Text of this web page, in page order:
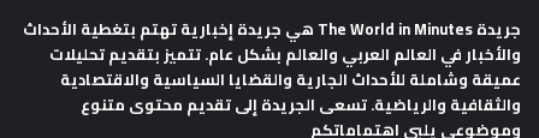
جريدة The World in Minutes
هي جريدة إخبارية تهتم بتغطية الأحداث
والأخبار في العالم العربي والعالم بشكل عام. تتميز بتقديم تحليلات
عميقة وشاملة للأحداث الجارية والقضايا السياسية والاقتصادية
والثقافية والرياضية. تسعى الجريدة إلى تقديم محتوى متنوع
وموضوعي يلبي اهتماماتكم